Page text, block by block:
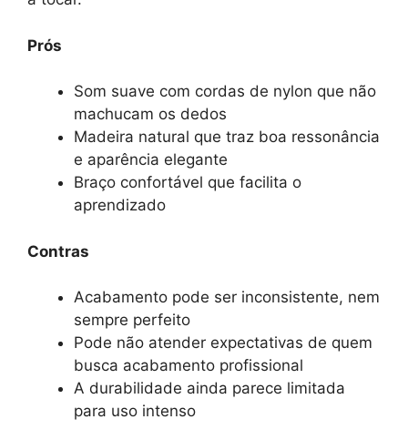
Prós
Som suave com cordas de nylon que não
machucam os dedos
Madeira natural que traz boa ressonância
e aparência elegante
Braço confortável que facilita o
aprendizado
Contras
Acabamento pode ser inconsistente, nem
sempre perfeito
Pode não atender expectativas de quem
busca acabamento profissional
A durabilidade ainda parece limitada
para uso intenso